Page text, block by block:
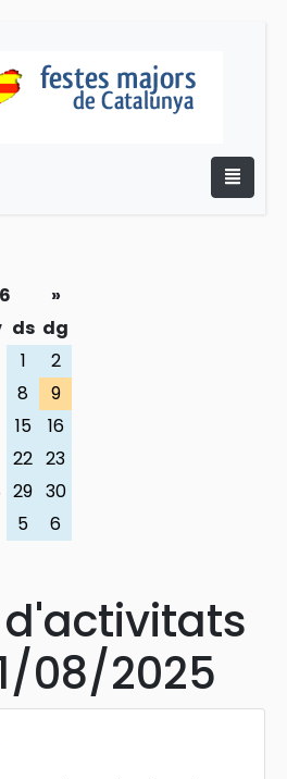
»
ds dg
1
2
8
9
15
16
22 23
29 30
5
6
08/2025